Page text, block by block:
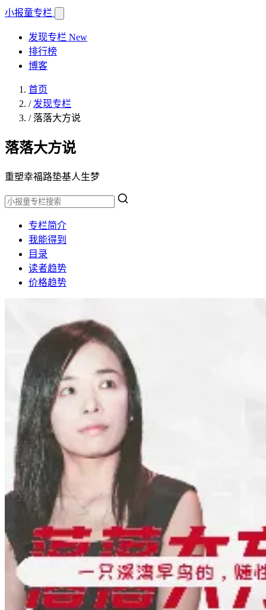
小报童专栏
发现专栏 New
排行榜
博客
首页
/ 发现专栏
/ 落落大方说
落落大方说
重塑幸福路垫基人生梦
专栏简介
我能得到
目录
读者趋势
价格趋势